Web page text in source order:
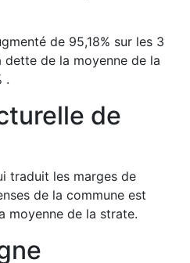
de 95,18% sur les 3
dette de la moyenne de la
.
de
traduit les marges de
de la commune est
moyenne de la strate.